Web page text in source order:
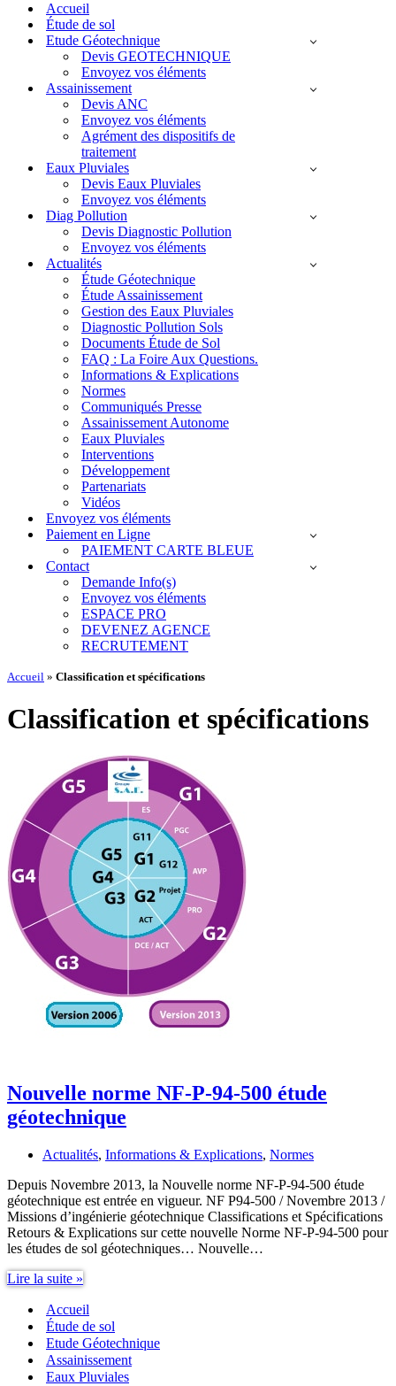
navigationAccueil
Étude de sol
Etude Géotechnique
Devis GEOTECHNIQUE
Envoyez vos éléments
Assainissement
Devis ANC
Envoyez vos éléments
Agrément des dispositifs de
traitement
Eaux Pluviales
Devis Eaux Pluviales
Envoyez vos éléments
Diag Pollution
Devis Diagnostic Pollution
Envoyez vos éléments
Actualités
Étude Géotechnique
Étude Assainissement
Gestion des Eaux Pluviales
Diagnostic Pollution Sols
Documents Étude de Sol
FAQ : La Foire Aux Questions.
Informations & Explications
Normes
Communiqués Presse
Assainissement Autonome
Eaux Pluviales
Interventions
Développement
Partenariats
Vidéos
Envoyez vos éléments
Paiement en Ligne
PAIEMENT CARTE BLEUE
Contact
Demande Info(s)
Envoyez vos éléments
ESPACE PRO
DEVENEZ AGENCE
RECRUTEMENT
Accueil » Classification et spécifications
Classification et spécifications
Nouvelle norme NF-P-94-500 étude
géotechnique
Actualités, Informations & Explications, Normes
Depuis Novembre 2013, la Nouvelle norme NF-P-94-500 étude
géotechnique est entrée en vigueur. NF P94-500 / Novembre 2013 /
Missions d’ingénierie géotechnique Classifications et Spécifications
Retours & Explications sur cette nouvelle Norme NF-P-94-500 pour
les études de sol géotechniques… Nouvelle…
Lire la suite »
NF-
P-
94-
500
étude
Accueil
Étude de sol
Etude Géotechnique
Assainissement
Eaux Pluviales